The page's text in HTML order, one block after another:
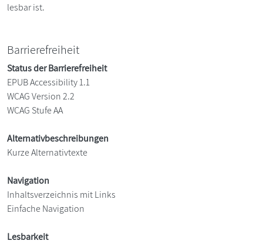
lesbar ist.
Barrierefreiheit
Status der Barrierefreiheit
EPUB Accessibility 1.1
WCAG Version 2.2
WCAG Stufe AA
Alternativbeschreibungen
Kurze Alternativtexte
Navigation
Inhaltsverzeichnis mit Links
Einfache Navigation
Lesbarkeit